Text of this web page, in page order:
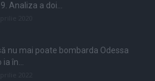
Analiza a doi...
nu mai poate bombarda Odessa
ia în...